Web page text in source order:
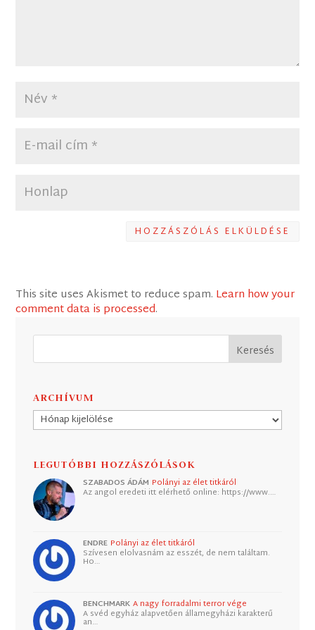
HOZZÁSZÓLÁS ELKÜLDÉSE
This site uses Akismet to reduce spam. Learn how your
comment data is processed.
ARCHÍVUM
Archívum
LEGUTÓBBI HOZZÁSZÓLÁSOK
SZABADOS ÁDÁM Polányi az élet titkáról
Az angol eredeti itt elérhető online: https://www.…
ENDRE Polányi az élet titkáról
Szívesen elolvasnám az esszét, de nem találtam.
Ho…
BENCHMARK A nagy forradalmi terror vége
A svéd egyház alapvetően államegyházi karakterű
an…